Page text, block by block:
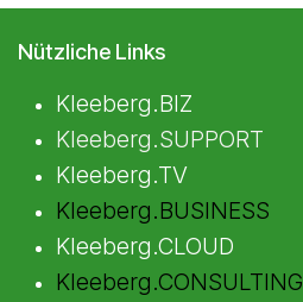
Nützliche Links
Kleeberg.BIZ
Kleeberg.SUPPORT
Kleeberg.TV
Kleeberg.BUSINESS
Kleeberg.CLOUD
Kleeberg.CONSULTING